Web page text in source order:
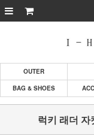
OUTER
BAG & SHOES
럭키 래더